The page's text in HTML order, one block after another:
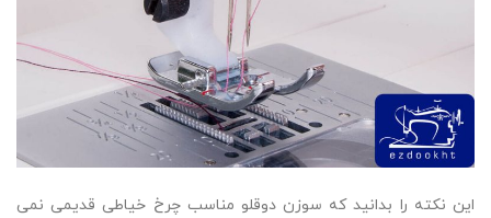
این نکته را بدانید که سوزن دوقلو مناسب چرخ خیاطی قدیمی نمی